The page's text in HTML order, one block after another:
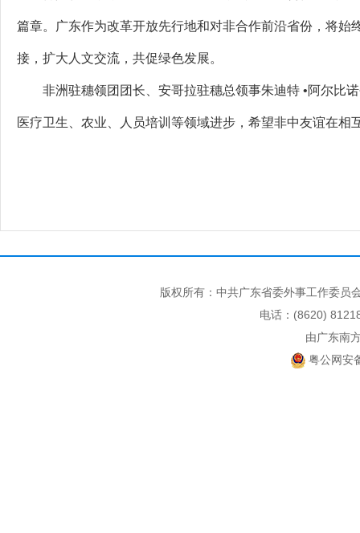
篇章。广东作为改革开放先行地和对非合作前沿省份，将始
接，扩大人文交流，共促绿色发展。
非洲驻穗领团团长、安哥拉驻穗总领事朱迪特 •阿尔比诺
医疗卫生、农业、人员培训等领域进步，希望非中友谊在
版权所有：中共广东省委外事工作委
电话：(8620)
由广东南
粤公网安